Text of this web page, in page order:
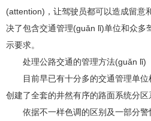
(attention)，让驾驶员都可以造成留意
决了包含交通管理(guǎn lǐ)单位和众多
示要求。
处理公路交通的管理方法(guǎn lǐ)
目前早已有十分多的交通管理单
创建了全套的井然有序的路面系统分区
依据不一样色调的区别及一部分